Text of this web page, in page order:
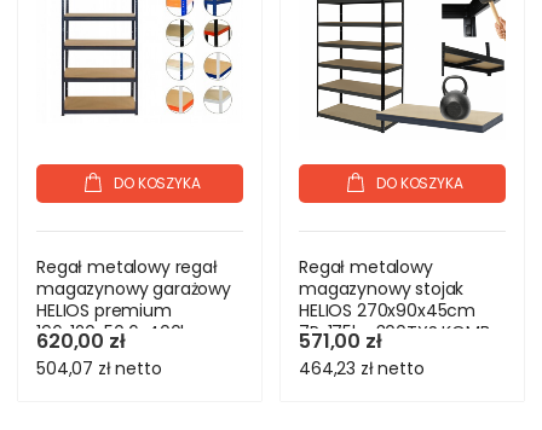
DO KOSZYKA
Regał metalowy regał
magazynowy garażowy
HELIOS premium
196x120x50 6x400kg
620,00 zł
504,07 złnetto
DO KOSZYKA
Regał metalowy
magazynowy stojak
HELIOS 270x90x45cm
7Px175kg 300TYS KOMB
571,00 zł
464,23 złnetto